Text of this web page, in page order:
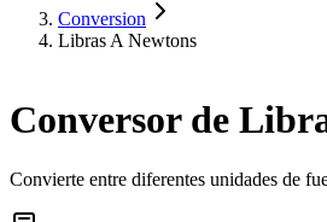
Conversion
Libras A Newtons
Conversor de
Convierte entre diferentes unidades de